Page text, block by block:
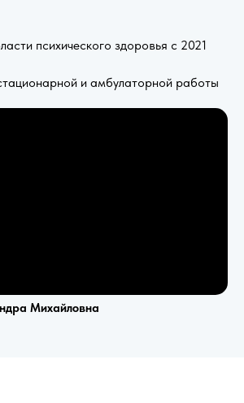
психического здоровья с 2021
и амбулаторной работы
Михайловна